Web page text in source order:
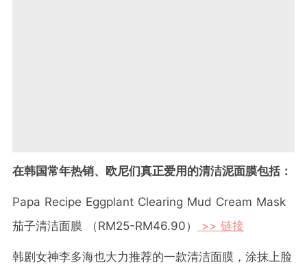
在韩国常年热销、欧尼们真正爱用的清洁泥面膜包括：
Papa Recipe Eggplant Clearing Mud Cream Mask
茄子清洁面膜 （RM25-RM46.90）
>> 链接
韩剧女神李多海也大力推荐的一款清洁面膜，涂抹上脸